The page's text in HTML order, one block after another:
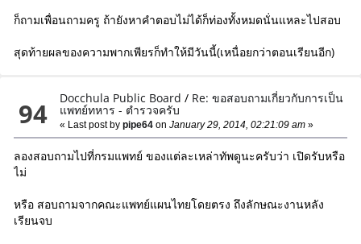
ก็ถามเพื่อนถามครู ถ้ายังหาคำตอบไม่ได้ก็ท่องทั้งหมดนั่นแหละไปสอบ
สุดท้ายผลของความพากเพียรก็ทำให้มีวันนี้(เหนื่อยกว่าตอนเรียนอีก)
94 Docchula Public Board / Re: ขอสอบถามเกี่ยวกับการเป็น
แพทย์ทหาร - ตำรวจครับ
« Last post bypipe64 on January 29, 2014, 02:21:09 am »
ลองสอบถามไปที่กรมแพทย์ ของแต่ละเหล่าทัพดูนะครับว่า เปิดรับหรือ
ไม่
หรือ สอบถามจากคณะแพทย์แผนไทยโดยตรง ถึงลักษณะงานหลัง
เรียนจบ